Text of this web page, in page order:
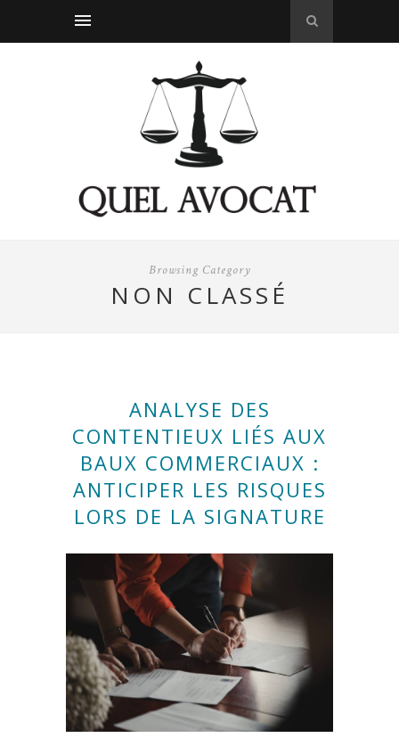
Browsing Category
NON CLASSÉ
ANALYSE DES
CONTENTIEUX LIÉS AUX
BAUX COMMERCIAUX :
ANTICIPER LES RISQUES
LORS DE LA SIGNATURE